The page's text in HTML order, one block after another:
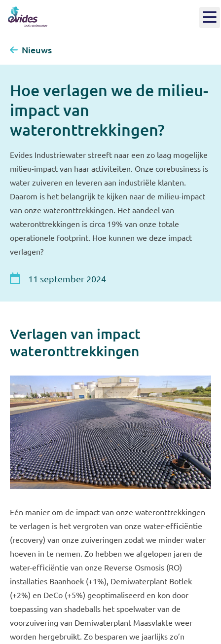
Nieuws
Hoe verlagen we de milieu-
impact van
wateronttrekkingen?
Evides Industriewater streeft naar een zo laag mogelijke
milieu-impact van haar activiteiten. Onze corebusiness is
water zuiveren en leveren aan industriële klanten.
Daarom is het belangrijk te kijken naar de milieu-impact
van onze wateronttrekkingen. Het aandeel van
wateronttrekkingen is circa 19% van onze totale
operationele footprint. Hoe kunnen we deze impact
verlagen?
11 september 2024
Verlagen van impact
wateronttrekkingen
Eén manier om de impact van onze wateronttrekkingen
te verlagen is het vergroten van onze water-efficiëntie
(recovery) van onze zuiveringen zodat we minder water
hoeven in te nemen. Zo hebben we afgelopen jaren de
water-efficiëntie van onze Reverse Osmosis (RO)
installaties Baanhoek (+1%), Demiwaterplant Botlek
(+2%) en DeCo (+5%) geoptimaliseerd en kon door
toepassing van shadeballs het spoelwater van de
voorzuivering van Demiwaterplant Maasvlakte weer
worden hergebruikt. Zo besparen we jaarlijks zo’n